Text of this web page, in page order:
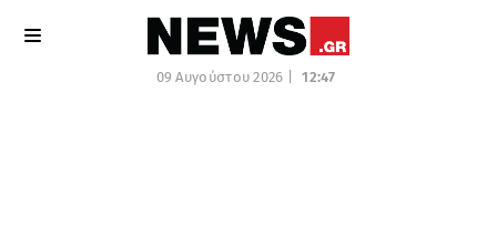
09 Αυγούστου 2026 | 12:47